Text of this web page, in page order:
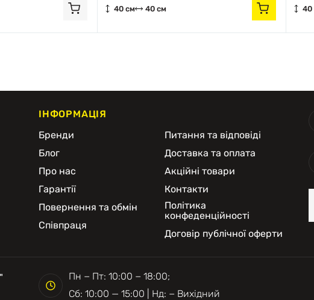
40 см 40 см 40
ІНФОРМАЦІЯ
Бренди
Блог
Про нас
Гарантії
Повернення та обмін
Співпраця
Питання та відповіді
Доставка та оплата
Акційні товари
Контакти
Політика
конфеденційності
Договір публічної оферти
Пн − Пт: 10:00 − 18:00;
Сб: 10:00 — 15:00 | Нд: − Вихідний